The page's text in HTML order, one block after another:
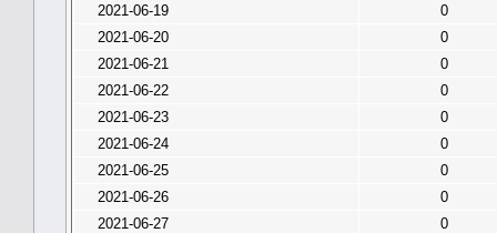
2021-06-19
0
2021-06-20
0
2021-06-21
0
2021-06-22
0
2021-06-23
0
2021-06-24
0
2021-06-25
0
2021-06-26
0
2021-06-27
0